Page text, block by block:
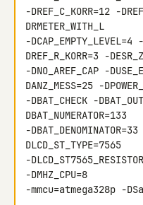
-DREF_C_KORR=12 -
DRMETER_WITH_L
-DCAP_EMPTY_LEVEL=4
DREF_R_KORR=3 -
-DNO_AREF_CAP -
DANZ_MESS=25 -
-DBAT_CHECK -
DBAT_NUMERATOR=133
-
DLCD_ST_TYPE=7565
-
-DMHZ_CPU=8
-mmcu=atmega328p -